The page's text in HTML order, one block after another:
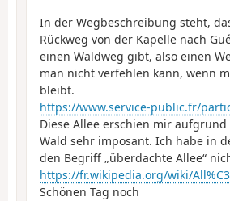
In der Wegbeschreibung steht,
Rückweg von der Kapelle nach
einen Waldweg gibt, also einen
man nicht verfehlen kann, wenn
bleibt.
https://www.service-public.fr/
Diese Allee erschien mir
Wald sehr imposant. Ich habe in
den Begriff „überdachte Allee“
https://fr.wikipedia.org/wiki/
Schönen Tag noch